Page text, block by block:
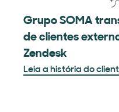
Grupo SOMA
de clientes
Zendesk
Leia a história do